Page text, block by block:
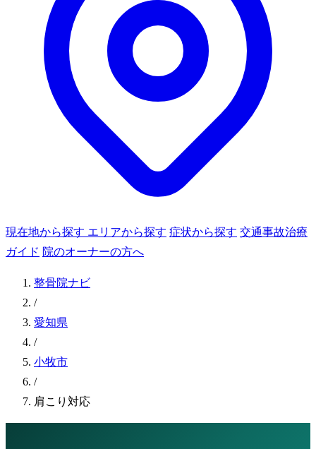
現在地から探す エリアから探す 症状から探す 交通事故治療
ガイド 院のオーナーの方へ
整骨院ナビ
/
愛知県
/
小牧市
/
肩こり対応